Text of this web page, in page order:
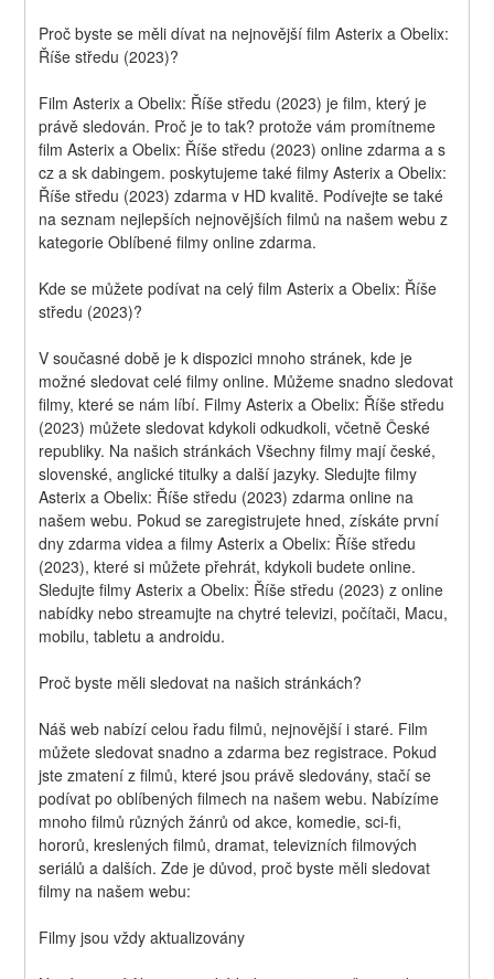
Proč byste se měli dívat na nejnovější film Asterix a Obelix:
Říše středu (2023)?
Film Asterix a Obelix: Říše středu (2023) je film, který je
právě sledován. Proč je to tak? protože vám promítneme
film Asterix a Obelix: Říše středu (2023) online zdarma a s
cz a sk dabingem. poskytujeme také filmy Asterix a Obelix:
Říše středu (2023) zdarma v HD kvalitě. Podívejte se také
na seznam nejlepších nejnovějších filmů na našem webu z
kategorie Oblíbené filmy online zdarma.
Kde se můžete podívat na celý film Asterix a Obelix: Říše
středu (2023)?
V současné době je k dispozici mnoho stránek, kde je
možné sledovat celé filmy online. Můžeme snadno sledovat
filmy, které se nám líbí. Filmy Asterix a Obelix: Říše středu
(2023) můžete sledovat kdykoli odkudkoli, včetně České
republiky. Na našich stránkách Všechny filmy mají české,
slovenské, anglické titulky a další jazyky. Sledujte filmy
Asterix a Obelix: Říše středu (2023) zdarma online na
našem webu. Pokud se zaregistrujete hned, získáte první
dny zdarma videa a filmy Asterix a Obelix: Říše středu
(2023), které si můžete přehrát, kdykoli budete online.
Sledujte filmy Asterix a Obelix: Říše středu (2023) z online
nabídky nebo streamujte na chytré televizi, počítači, Macu,
mobilu, tabletu a androidu.
Proč byste měli sledovat na našich stránkách?
Náš web nabízí celou řadu filmů, nejnovější i staré. Film
můžete sledovat snadno a zdarma bez registrace. Pokud
jste zmatení z filmů, které jsou právě sledovány, stačí se
podívat po oblíbených filmech na našem webu. Nabízíme
mnoho filmů různých žánrů od akce, komedie, sci-fi,
hororů, kreslených filmů, dramat, televizních filmových
seriálů a dalších. Zde je důvod, proč byste měli sledovat
filmy na našem webu:
Filmy jsou vždy aktualizovány